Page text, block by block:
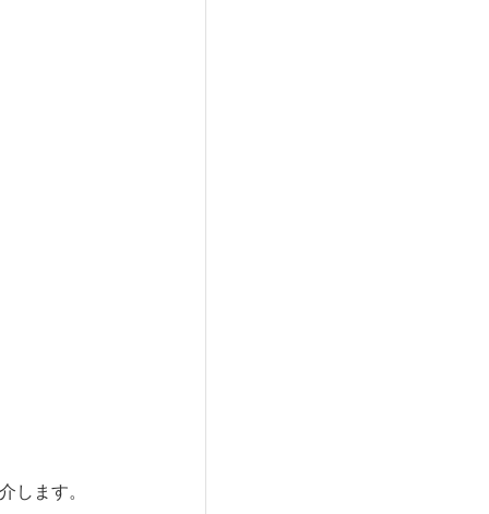
します。